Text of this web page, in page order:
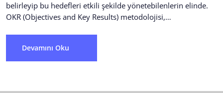
belirleyip bu hedefleri etkili şekilde yönetebilenlerin elinde.
OKR (Objectives and Key Results) metodolojisi,
Devamını Oku